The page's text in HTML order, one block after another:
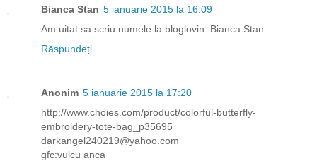
Bianca Stan 5 ianuarie 2015 la 16:09
Am uitat sa scriu numele la bloglovin: Bianca Stan.
Răspundeți
Anonim 5 ianuarie 2015 la 17:20
http://www.choies.com/product/colorful-butterfly-
embroidery-tote-bag_p35695
darkangel240219@yahoo.com
gfc:vulcu anca